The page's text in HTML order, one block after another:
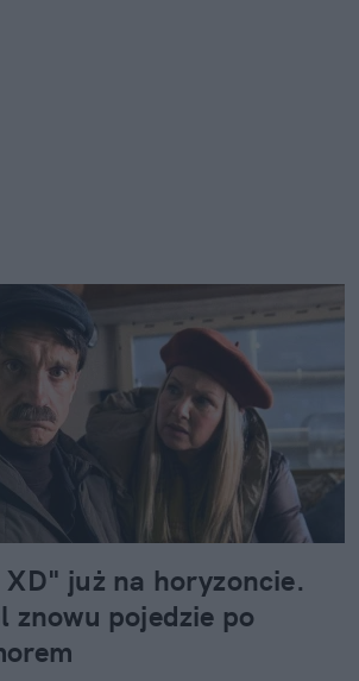
już na horyzoncie.
znowu pojedzie po